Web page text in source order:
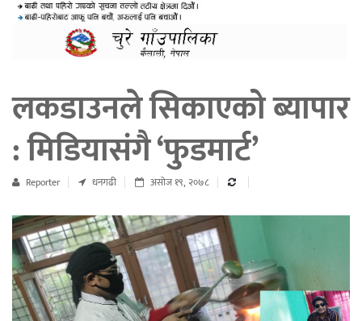
लकडाउनले सिकाएको ब्यापार
: मिडियासंगै ‘फुडमार्ट’
Reporter धनगढी असोज १९, २०७८